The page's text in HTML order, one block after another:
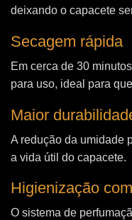
deixando o capacete
Secagem rápida
Em cerca de 30
para uso, ideal para
Maior
A redução da umidade
a vida útil do capacete.
Higienização
O sistema de